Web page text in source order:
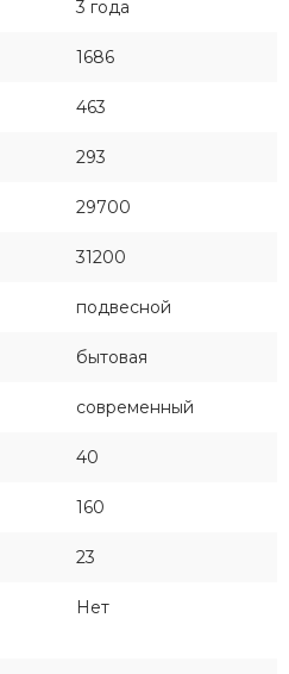
3 года
1686
463
293
29700
31200
подвесной
бытовая
современный
40
160
23
Нет